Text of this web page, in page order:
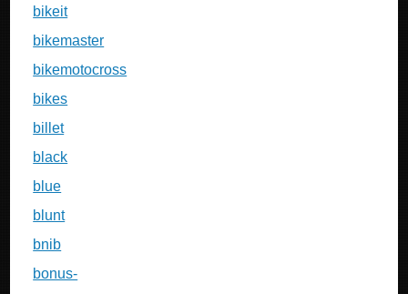
bikeit
bikemaster
bikemotocross
bikes
billet
black
blue
blunt
bnib
bonus-